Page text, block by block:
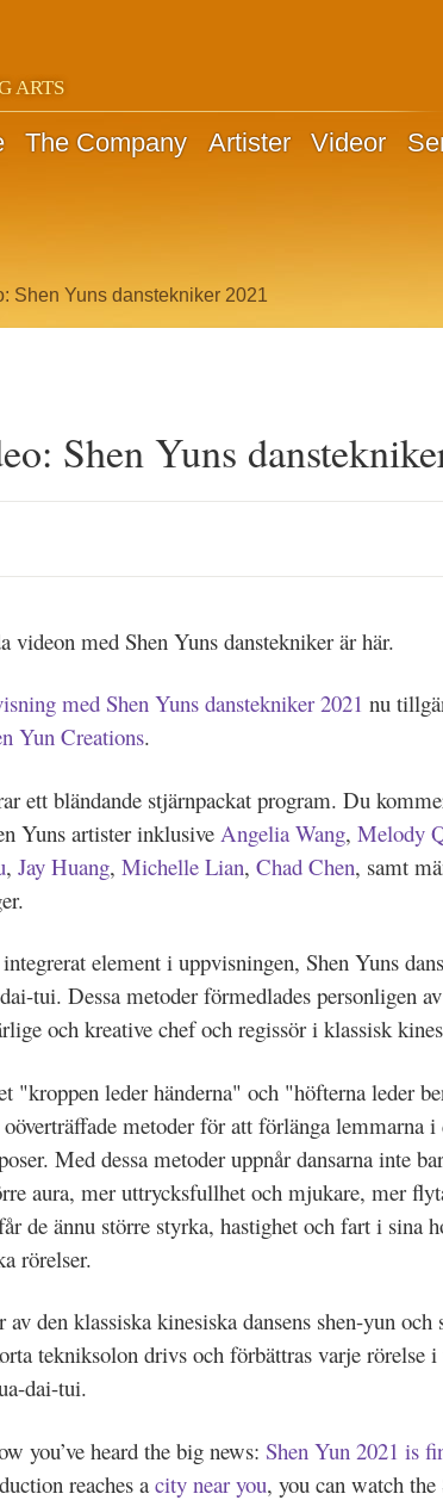
ARTS
The Company Artister Videor
Shen Yuns danstekniker 2021
Shen Yuns
videon med Shen Yuns danstekniker är här.
med Shen Yuns danstekniker 2021 nu
Yun Creations.
ett bländande stjärnpackat program. Du
Yuns artister inklusive Angelia Wang, Melody
, Jay Huang, Michelle Lian, Chad Chen, samt
element i uppvisningen, Shen Yuns
tui. Dessa metoder förmedlades personligen
och kreative chef och regissör i klassisk
"kroppen leder händerna" och "höfterna leder
metoder för att förlänga lemmarna i
Med dessa metoder uppnår dansarna inte
aura, mer uttrycksfullhet och mjukare, mer
de ännu större styrka, hastighet och fart i sina
rörelser.
den klassiska kinesiska dansens shen-yun och
tekniksolon drivs och förbättras varje rörelse i
dai-tui.
you’ve heard the big news: Shen Yun 2021 is
reaches a city near you, you can watch the